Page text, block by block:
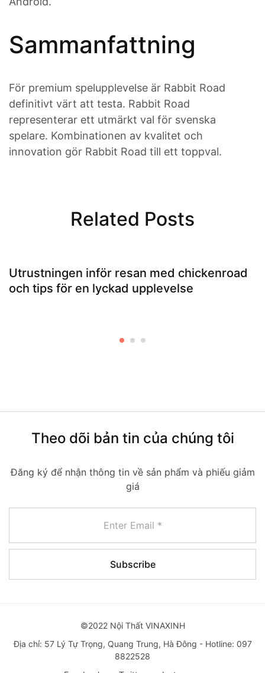
Sammanfattning
För premium spelupplevelse är Rabbit Road
definitivt värt att testa. Rabbit Road
representerar ett utmärkt val för svenska
spelare. Kombinationen av kvalitet och
innovation gör Rabbit Road till ett toppval.
Related Posts
Utrustningen inför resan med chickenroad
och tips för en lyckad upplevelse
Theo dõi bản tin của chúng tôi
Đăng ký để nhận thông tin về sản phẩm và phiếu giảm
giá
©2022 Nội Thất VINAXINH
Địa chỉ: 57 Lý Tự Trọng, Quang Trung, Hà Đông - Hotline: 097
8822528